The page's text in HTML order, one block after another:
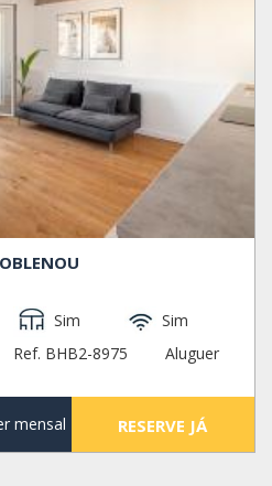
Sim
Sim
Ref. BHB2-8975
Aluguer
mensal RESERVE JÁ